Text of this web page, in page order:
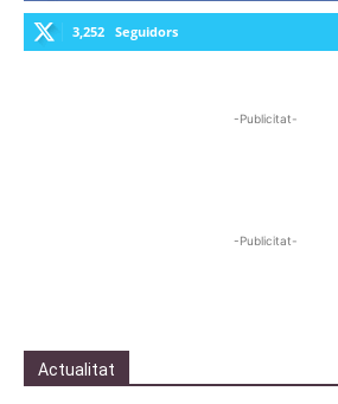
3,252 Seguidors
-Publicitat-
-Publicitat-
Actualitat